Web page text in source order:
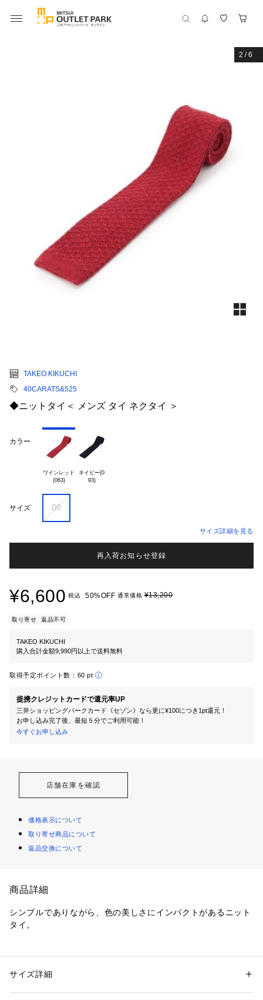
2 /6
TAKEO KIKUCHI
40CARATS&525
◆ニットタイ＜ メンズ タイ ネクタイ ＞
カラー
ワインレッド
(063)
ネイビー(0
93)
サイズ 00
サイズ詳細を見る
再入荷お知らせ登録
¥6,600 税込 50%OFF 通常価格¥13,200
取り寄せ 返品不可
TAKEO KIKUCHI
購入合計金額9,990円以上で送料無料
取得予定ポイント数： 60 pt
提携クレジットカードで還元率UP
三井ショッピングパークカード《セゾン》なら更に¥100につき1pt還元！
お申し込み完了後、最短５分でご利用可能！
今すぐお申し込み
店舗在庫を確認
価格表示について
取り寄せ商品について
返品交換について
商品詳細
シンプルでありながら、色の美しさにインパクトがあるニット
タイ。
カテゴリー：
生産国：イタリア製
サイズ詳細